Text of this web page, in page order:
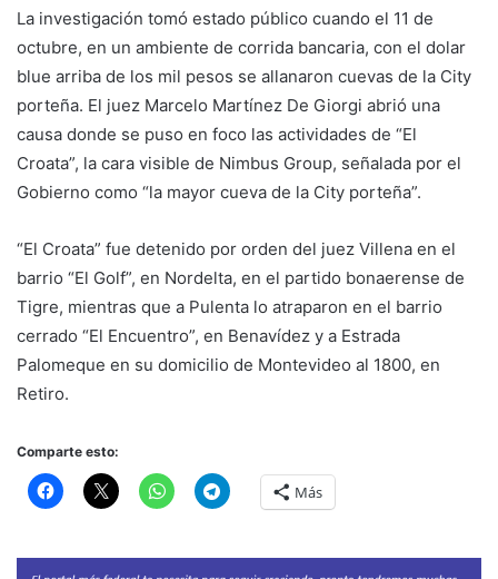
La investigación tomó estado público cuando el 11 de
octubre, en un ambiente de corrida bancaria, con el dolar
blue arriba de los mil pesos se allanaron cuevas de la City
porteña. El juez Marcelo Martínez De Giorgi abrió una
causa donde se puso en foco las actividades de “El
Croata”, la cara visible de Nimbus Group, señalada por el
Gobierno como “la mayor cueva de la City porteña”.
“El Croata” fue detenido por orden del juez Villena en el
barrio “El Golf”, en Nordelta, en el partido bonaerense de
Tigre, mientras que a Pulenta lo atraparon en el barrio
cerrado “El Encuentro”, en Benavídez y a Estrada
Palomeque en su domicilio de Montevideo al 1800, en
Retiro.
Comparte esto:
Más